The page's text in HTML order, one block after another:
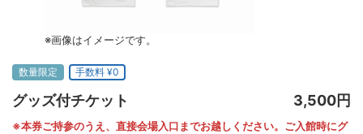
※画像はイメージです。
数量限定 手数料 ¥0
グッズ付チケット 3,500円
※本券ご持参のうえ、直接会場入口までお越しください。ご入館時にグ